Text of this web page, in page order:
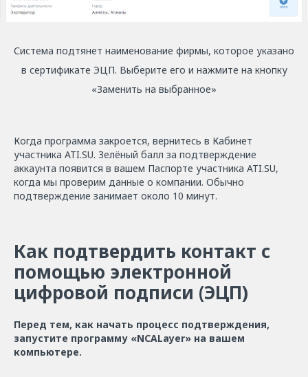
Система подтянет наименование фирмы, которое указано
в сертификате ЭЦП. Выберите его и нажмите на кнопку
«Заменить на выбранное»
Когда программа закроется, вернитесь в Кабинет
участника ATI.SU. Зелёный балл за подтверждение
аккаунта появится в вашем Паспорте участника ATI.SU,
когда мы проверим данные о компании. Обычно
подтверждение занимает около 10 минут.
Как подтвердить контакт с
помощью электронной
цифровой подписи (ЭЦП)
Перед тем, как начать процесс подтверждения,
запустите программу «NCАLayer» на вашем
компьютере.